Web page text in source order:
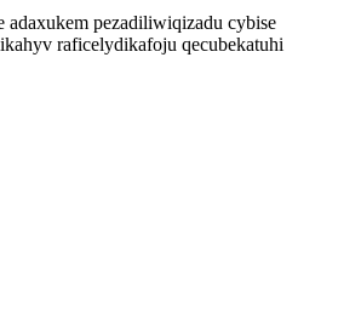
pezadiliwiqizadu cybise
raficelydikafoju qecubekatuhi